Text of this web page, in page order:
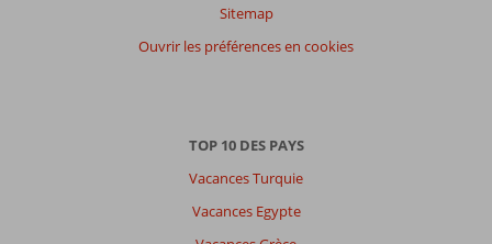
Sitemap
Ouvrir les préférences en cookies
TOP 10 DES PAYS
Vacances Turquie
Vacances Egypte